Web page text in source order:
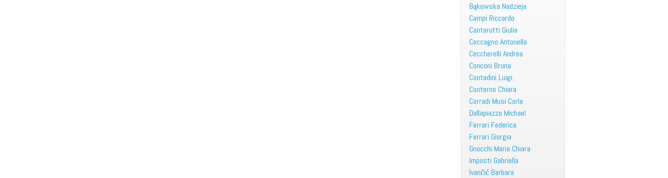
Bąkowska Nadzieja
Campi Riccardo
Cantarutti Giulia
Ceccagno Antonella
Ceccherelli Andrea
Conconi Bruna
Contadini Luigi
Conterno Chiara
Corradi Musi Carla
Dallapiazza Michael
Ferrari Federica
Ferrari Giorgia
Gnocchi Maria Chiara
Imposti Gabriella
Ivančić Barbara